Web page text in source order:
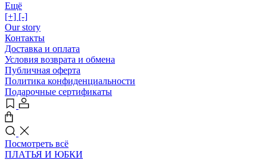
Ещё
[+] [-]
Our story
Контакты
Доставка и оплата
Условия возврата и обмена
Публичная оферта
Политика конфиденциальности
Подарочные сертификаты
Посмотреть всё
ПЛАТЬЯ И ЮБКИ